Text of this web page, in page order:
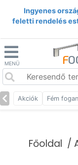
Ingyenes
feletti rendelés
MENÜ F
Akciók Fém
Főoldal /